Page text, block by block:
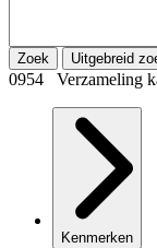
Zoek Uitgebreid
0954 Verzameling
Kenmerken